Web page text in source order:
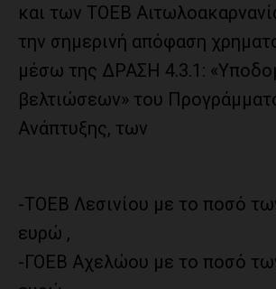
και των ΤΟΕΒ
την σημερινή απόφαση
μέσω της ΔΡΑΣΗ 4.3.1:
βελτιώσεων» του
Ανάπτυξης, των
-ΤΟΕΒ Λεσινίου με το ποσό
ευρώ ,
-ΓΟΕΒ Αχελώου με το ποσό